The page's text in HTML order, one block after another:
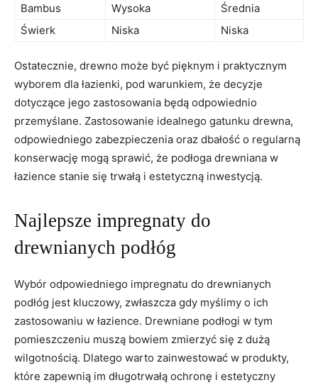
Bambus
Wysoka
Średnia
Świerk
Niska Niska
Ostatecznie, drewno ⁤może być pięknym i​ praktycznym ​
wyborem dla ‍łazienki, pod warunkiem, że⁤ decyzje ​
dotyczące​ jego zastosowania⁢ będą odpowiednio
przemyślane. Zastosowanie idealnego gatunku drewna,
⁢odpowiedniego zabezpieczenia oraz⁤ dbałość o ⁢regularną
konserwację‍ mogą sprawić, że podłoga drewniana w
łazience‍ stanie⁢ się​ trwałą‍ i estetyczną‍ inwestycją.
Najlepsze impregnaty do
drewnianych podłóg
Wybór odpowiedniego impregnatu do drewnianych
podłóg ​jest kluczowy, zwłaszcza gdy myślimy ​o ich
⁣zastosowaniu w łazience. Drewniane podłogi w tym​
pomieszczeniu muszą‌ bowiem zmierzyć się z dużą
wilgotnością. Dlatego‌ warto​ zainwestować ‍w produkty,
które zapewnią im‍ długotrwałą⁤ ochronę⁢ i estetyczny